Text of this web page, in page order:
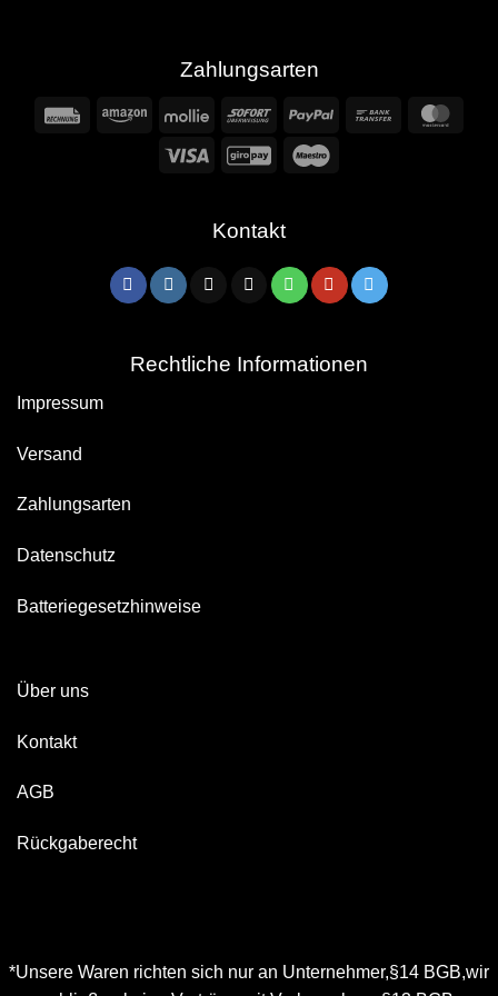
Zahlungsarten
RechungAmazonMollie Sofort PayPal
Bank
Visa GiroPay
Kontakt
Rechtliche Informationen
Impressum
Versand
Zahlungsarten
Datenschutz
Batteriegesetzhinweise
Über uns
Kontakt
AGB
Rückgaberecht
*Unsere Waren richten sich nur an Unternehmer,§14 BGB,wir